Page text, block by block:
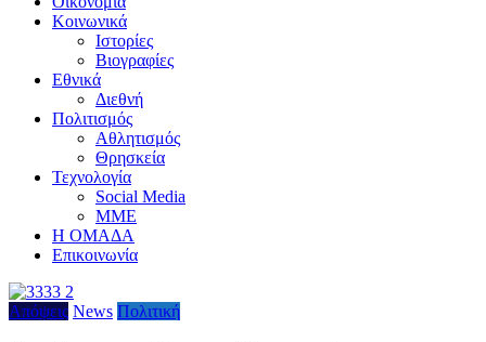
Κοινωνικά
Ιστορίες
Βιογραφίες
Εθνικά
Διεθνή
Πολιτισμός
Αθλητισμός
Θρησκεία
Τεχνολογία
Social Media
ΜΜΕ
Η ΟΜΑΔΑ
Επικοινωνία
Απόψεις News Πολιτική